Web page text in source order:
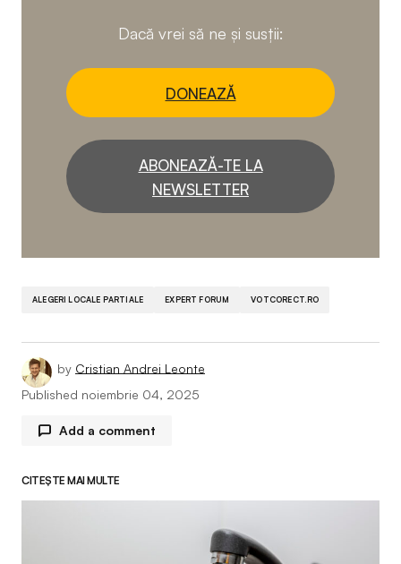
Dacă vrei să ne și susții:
DONEAZĂ
ABONEAZĂ-TE LA
NEWSLETTER
ALEGERI LOCALE PARTIALE EXPERT FORUM VOTCORECT.RO
by Cristian Andrei Leonte
Published noiembrie 04, 2025
Add a comment
Adresa ta de email nu va fi publicată. Câmpurile
CITEȘTE MAI MULTE